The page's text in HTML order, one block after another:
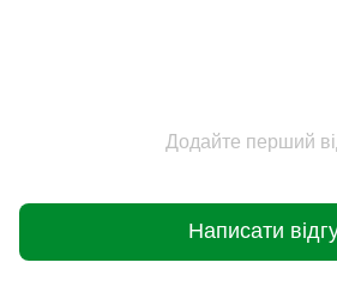
Додайте перший
Написати